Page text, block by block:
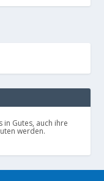
Gutes, auch ihre
werden.